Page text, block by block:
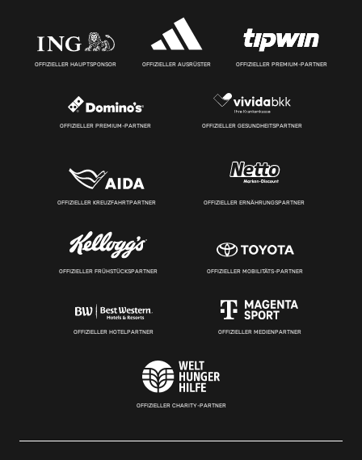
OFFIZIELLER HAUPTSPONSOR OFFIZIELLER AUSRÜSTER OFFIZIELLER PREMIUM-PARTNER
OFFIZIELLER PREMIUM-PARTNER OFFIZIELLER GESUNDHEITSPARTNER
OFFIZIELLER KREUZFAHRTPARTNER OFFIZIELLER ERNÄHRUNGSPARTNER
OFFIZIELLER FRÜHSTÜCKSPARTNER OFFIZIELLER MOBILITÄTS-PARTNER
OFFIZIELLER HOTELPARTNER OFFIZIELLER MEDIENPARTNER
OFFIZIELLER CHARITY-PARTNER